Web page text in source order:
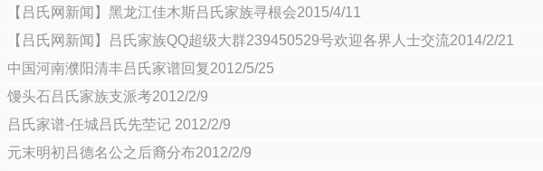
【吕氏网新闻】黑龙江佳木斯吕氏家族寻根会2015/4/11
【吕氏网新闻】吕氏家族QQ超级大群239450529号欢迎各界人士交流2014/2/21
中国河南濮阳清丰吕氏家谱回复2012/5/25
馒头石吕氏家族支派考2012/2/9
吕氏家谱-任城吕氏先茔记 2012/2/9
元末明初吕德名公之后裔分布2012/2/9